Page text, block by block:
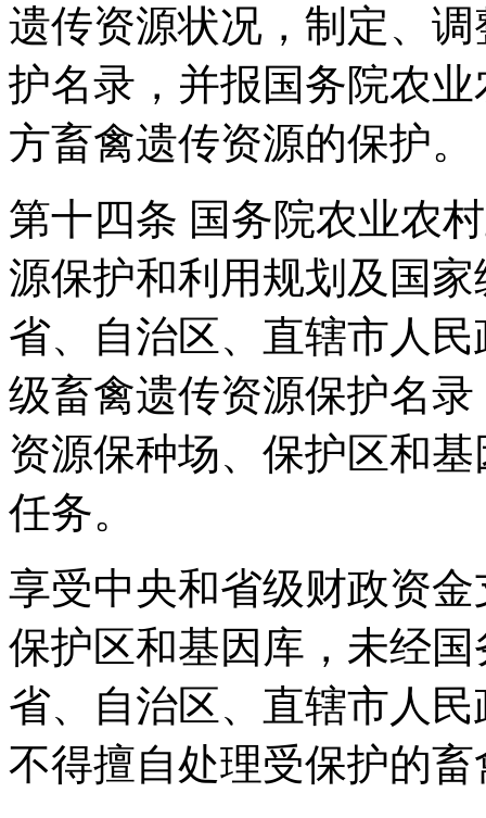
遗传资源状况，制定、
护名录，并报国务院农
方畜禽遗传资源的保护。
第十四条 国务院农业农
源保护和利用规划及国
省、自治区、直辖市人
级畜禽遗传资源保护名
资源保种场、保护区和
任务。
享受中央和省级财政资
保护区和基因库，未经
省、自治区、直辖市人
不得擅自处理受保护的